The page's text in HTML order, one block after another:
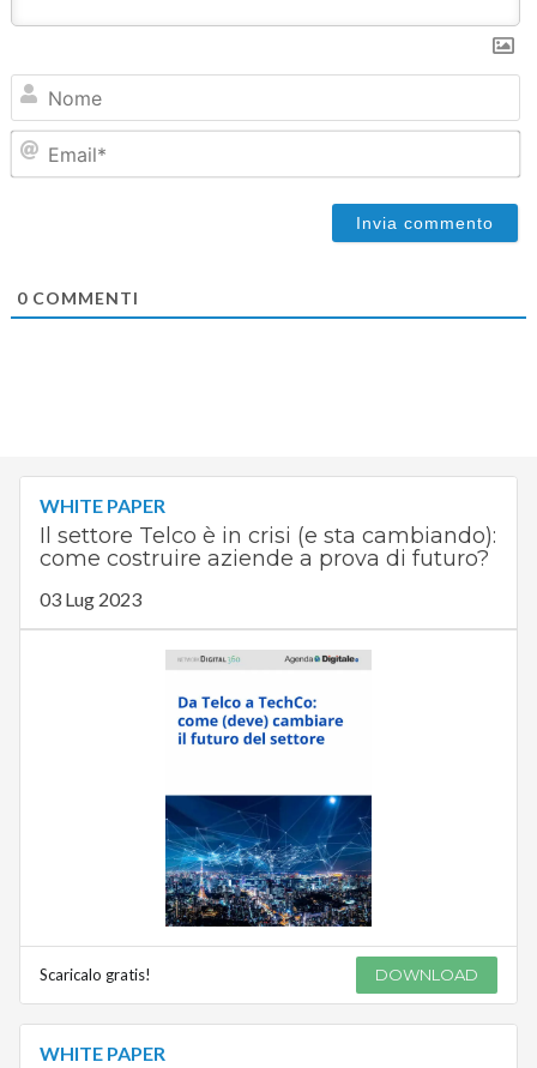
0COMMENTI
WHITE PAPER
Il settore Telco è in crisi (e sta cambiando):
come costruire aziende a prova di futuro?
03 Lug 2023
Scaricalo gratis! DOWNLOAD
WHITE PAPER